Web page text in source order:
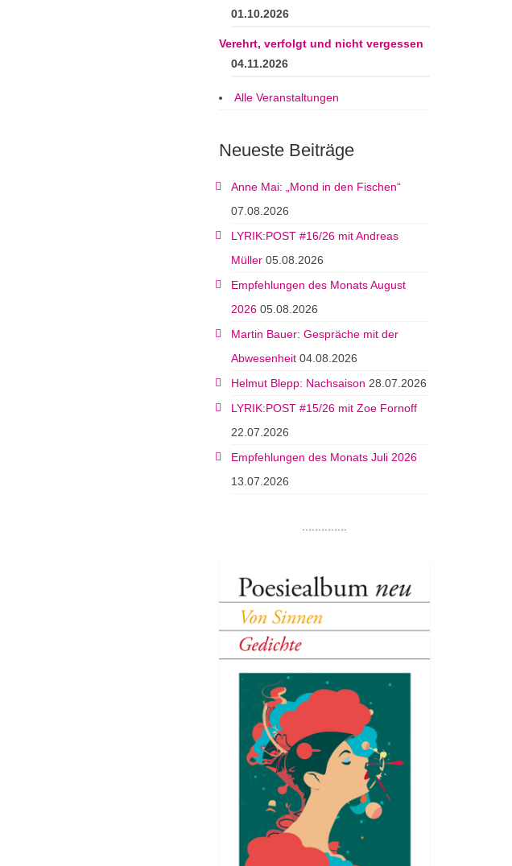
01.10.2026
Verehrt, verfolgt und nicht vergessen
04.11.2026
Alle Veranstaltungen
Neueste Beiträge
Anne Mai: „Mond in den Fischen“
07.08.2026
LYRIK:POST #16/26 mit Andreas
Müller 05.08.2026
Empfehlungen des Monats August
2026 05.08.2026
Martin Bauer: Gespräche mit der
Abwesenheit 04.08.2026
Helmut Blepp: Nachsaison 28.07.2026
LYRIK:POST #15/26 mit Zoe Fornoff
22.07.2026
Empfehlungen des Monats Juli 2026
13.07.2026